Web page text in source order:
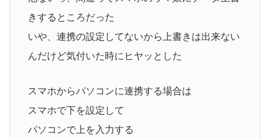
きするところだった
いや、連携の設定してないから上書きは出来ない
んだけど気付いた時にヒヤッとした
スマホからパソコンに連携する場合は
スマホで下を設定して
パソコンで上を入力する